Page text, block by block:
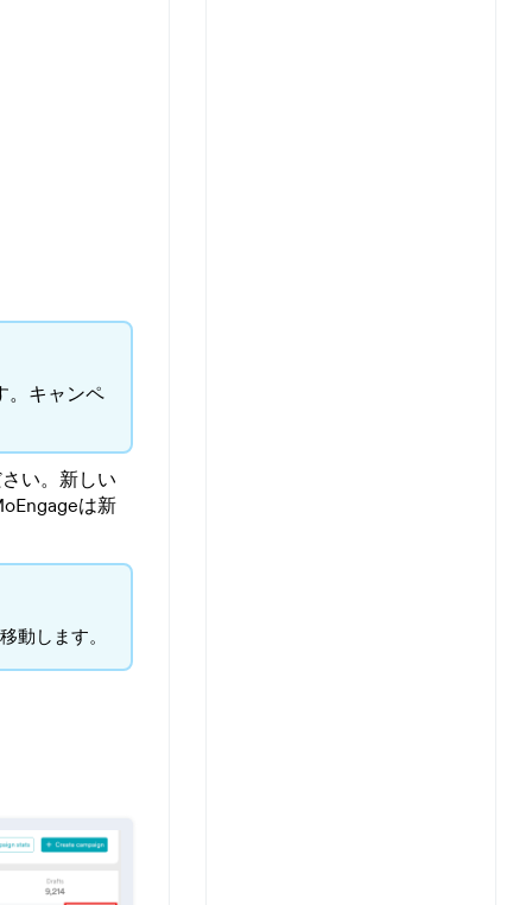
。キャンペ
い。新しい
は新
動します。